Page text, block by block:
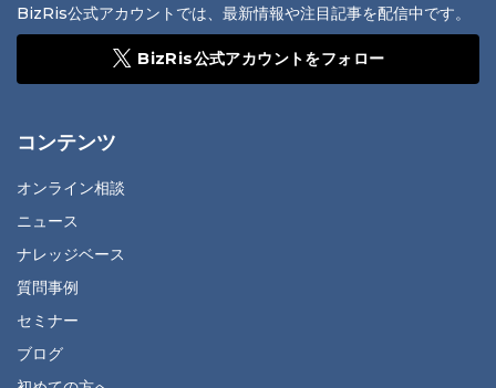
BizRis公式アカウントでは、最新情報や注目記事を配信中です。
BizRis公式アカウントをフォロー
コンテンツ
オンライン相談
ニュース
ナレッジベース
質問事例
セミナー
ブログ